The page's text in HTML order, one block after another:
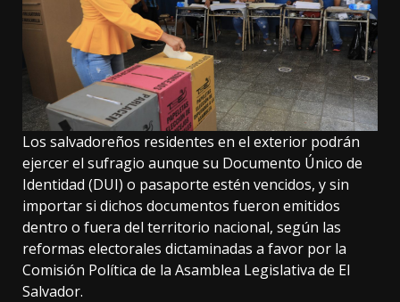
Los salvadoreños residentes en el exterior podrán
ejercer el sufragio aunque su Documento Único de
Identidad (DUI) o pasaporte estén vencidos, y sin
importar si dichos documentos fueron emitidos
dentro o fuera del territorio nacional, según las
reformas electorales dictaminadas a favor por la
Comisión Política de la Asamblea Legislativa de El
Salvador.